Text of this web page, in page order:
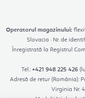
Operatorul magazinului:
Slovacia · Nr. de
Înregistrată la Registrul
Tel.: +421 948 225 426
Adresă de retur (România):
Virginia Nr.